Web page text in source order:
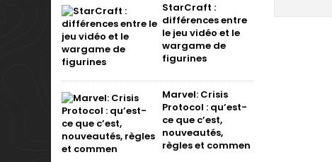
StarCraft :
différences entre
le jeu vidéo et le
wargame de
figurines
Marvel: Crisis
Protocol : qu’est-
ce que c’est,
nouveautés,
règles et commen